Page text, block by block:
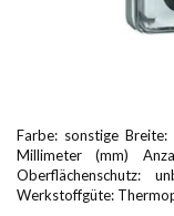
Farbe: sonstige
Millimeter (mm)
Oberflächenschutz:
Werkstoffgüte: